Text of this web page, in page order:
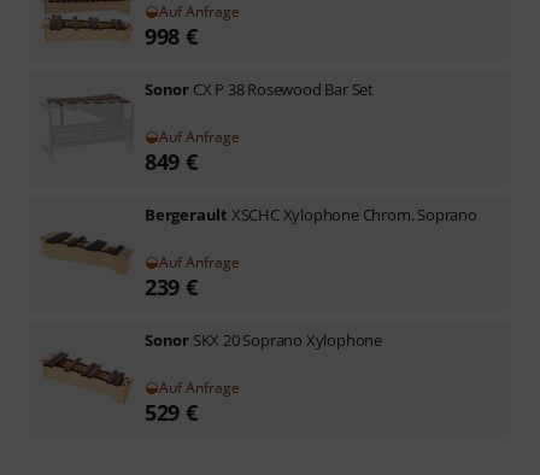
Auf Anfrage
998 €
Sonor CX P 38 Rosewood Bar Set
Auf Anfrage
849 €
Bergerault XSCHC Xylophone Chrom. Soprano
Auf Anfrage
239 €
Sonor SKX 20 Soprano Xylophone
Auf Anfrage
529 €